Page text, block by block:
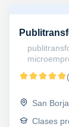
San
Clases